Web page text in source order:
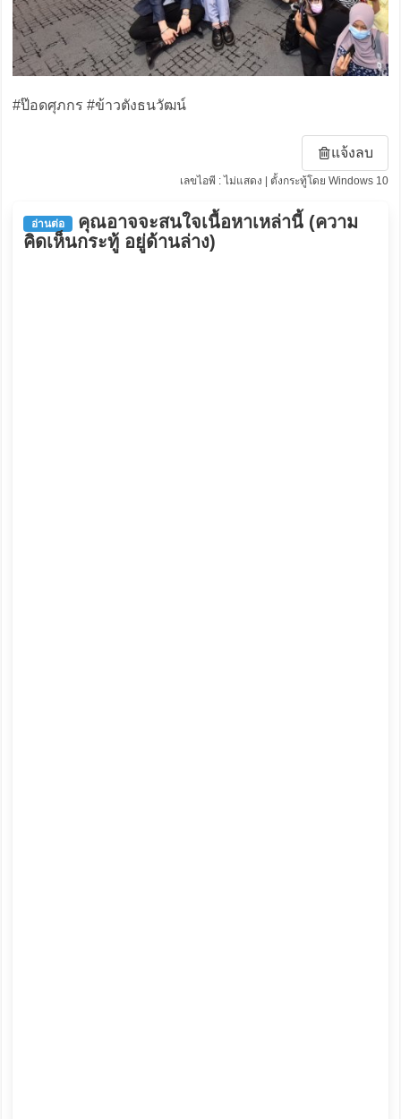
#ป๊อดศุภกร #ข้าวตังธนวัฒน์
แจ้งลบ
เลขไอพี : ไม่แสดง | ตั้งกระทู้โดย Windows 10
อ่านต่อ
คุณอาจจะสนใจเนื้อหาเหล่านี้ (ความ
คิดเห็นกระทู้ อยู่ด้านล่าง)